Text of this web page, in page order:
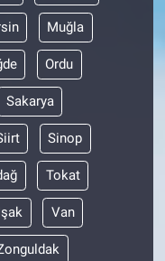
Muğla
Ordu
Sakarya
Sinop
Tokat
Van